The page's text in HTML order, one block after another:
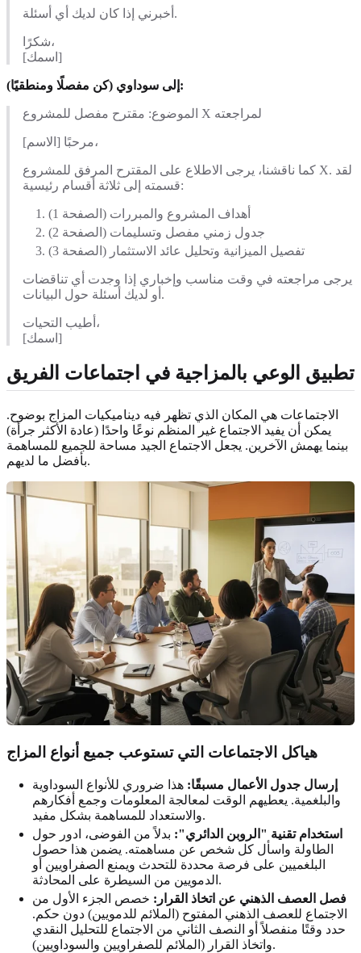
أخبرني إذا كان لديك أي أسئلة.
شكرًا،
[اسمك]
إلى سوداوي (كن مفصلًا ومنطقيًا):
الموضوع: مقترح مفصل للمشروع X لمراجعته
مرحبًا [الاسم]،
كما ناقشنا، يرجى الاطلاع على المقترح المرفق للمشروع X. لقد
قسمته إلى ثلاثة أقسام رئيسية:
أهداف المشروع والمبررات (الصفحة 1)
جدول زمني مفصل وتسليمات (الصفحة 2)
تفصيل الميزانية وتحليل عائد الاستثمار (الصفحة 3)
يرجى مراجعته في وقت مناسب وإخباري إذا وجدت أي تناقضات
أو لديك أسئلة حول البيانات.
أطيب التحيات،
[اسمك]
تطبيق الوعي بالمزاجية في اجتماعات الفريق
الاجتماعات هي المكان الذي تظهر فيه ديناميكيات المزاج بوضوح.
يمكن أن يفيد الاجتماع غير المنظم نوعًا واحدًا (عادة الأكثر جرأة)
بينما يهمش الآخرين. يجعل الاجتماع الجيد مساحة للجميع للمساهمة
بأفضل ما لديهم.
هياكل الاجتماعات التي تستوعب جميع أنواع المزاج
إرسال جدول الأعمال مسبقًا: هذا ضروري للأنواع السوداوية
والبلغمية. يعطيهم الوقت لمعالجة المعلومات وجمع أفكارهم
والاستعداد للمساهمة بشكل مفيد.
استخدام تقنية "الروبن الدائري": بدلاً من الفوضى، ادور حول
الطاولة واسأل كل شخص عن مساهمته. يضمن هذا حصول
البلغميين على فرصة محددة للتحدث ويمنع الصفراويين أو
الدمويين من السيطرة على المحادثة.
فصل العصف الذهني عن اتخاذ القرار: خصص الجزء الأول من
الاجتماع للعصف الذهني المفتوح (الملائم للدمويين) دون حكم.
حدد وقتًا منفصلاً أو النصف الثاني من الاجتماع للتحليل النقدي
واتخاذ القرار (الملائم للصفراويين والسوداويين).